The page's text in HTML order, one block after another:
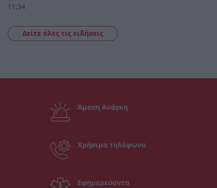
11:34
Δείτε όλες τις ειδήσεις
Άμεση Ανάγκη
Χρήσιμα τηλέφωνα
Εφημερεύοντα